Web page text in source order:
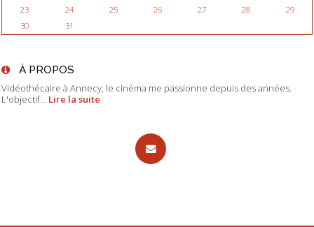
23
24 25 26 27 28
29
30
31
À PROPOS
Vidéothécaire à Annecy, le cinéma me passionne depuis des années.
L'objectif... Lire la suite